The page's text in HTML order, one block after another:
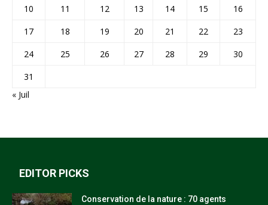
10
11 12 13 14 15
16
17
18 19 20 21 22
23
24
25 26 27 28 29
30
31
« Juil
EDITOR PICKS
Conservation de la nature : 70 agents